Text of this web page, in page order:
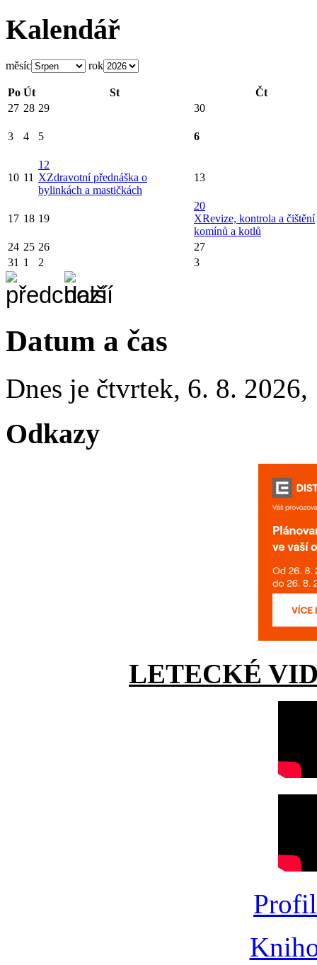
Kalendář
měsíc rok
Po Út St
Čt
27 28 29 30
3 4 5 6
10 11
12
XZdravotní přednáška o
bylinkách a mastičkách
13
17 18 19
20
XRevize, kontrola a čištění
komínů a kotlů
24 25 26
27
31 1 2 3
Datum a čas
Dnes je čtvrtek, 6. 8. 2026,
Odkazy
LETECKÉ